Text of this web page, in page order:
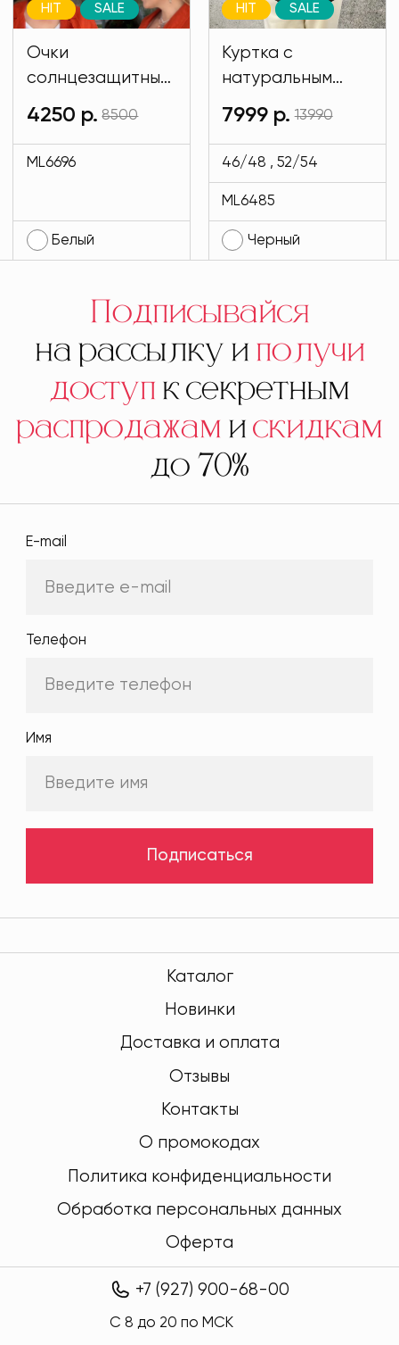
Очки
солнцезащитные
имиджевые
белого цвета
MODLAV ML6696-
HIT SALE
4250 р. 8500
ML6696
Белый
Куртка с
натуральным
мехом и на
подкладе кролик
черного цвета
MODLAV ML6485-
13
HIT SALE
7999 р. 13990
46/48 , 52/54
ML6485
Черный
Подписывайся
на рассылку иполучи
доступк секретным
распродажамискидкам
до 70%
E-mail
Телефон
Имя
Подписаться
Каталог
Новинки
Доставка и оплата
Отзывы
Контакты
О промокодах
Политика конфиденциальности
Обработка персональных данных
Оферта
+7 (927) 900-68-00
C 8 до 20 по МСК